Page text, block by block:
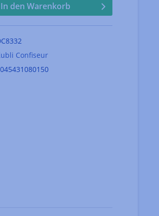
In den Warenkorb
Confiseur